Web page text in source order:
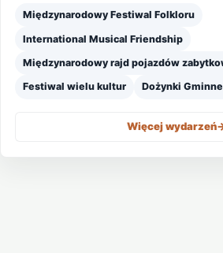
Międzynarodowy Festiwal Folkloru
International Musical Friendship
Międzynarodowy rajd pojazdów
Festiwal wielu kultur Dożynki
Więcej wydarzeń-